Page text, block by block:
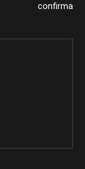
confirma